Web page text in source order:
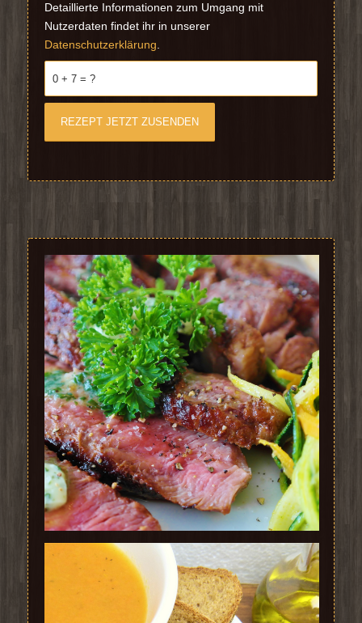
Detaillierte Informationen zum Umgang mit
Nutzerdaten findet ihr in unserer
Datenschutzerklärung.
0 + 7 = ?